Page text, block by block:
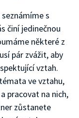
s
činí jedinečnou
některé z
pár zvážit, aby
vztah.
ve vztahu,
pracovat na nich,
zůstanete